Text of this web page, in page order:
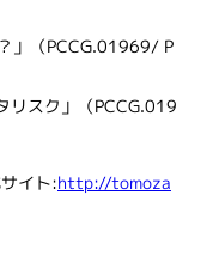
」（PCCG.01969/ P
リスク」（PCCG.019
イト:http://tomoza